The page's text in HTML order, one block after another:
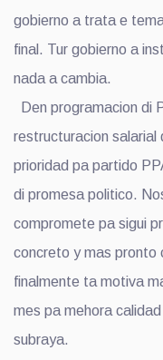
gobierno a trata e
final. Tur gobierno a
nada a cambia.
Den programacion di
restructuracion salarial
prioridad pa partido
di promesa politico.
compromete pa sigui
concreto y mas pronto
finalmente ta motiva
mes pa mehora
subraya.